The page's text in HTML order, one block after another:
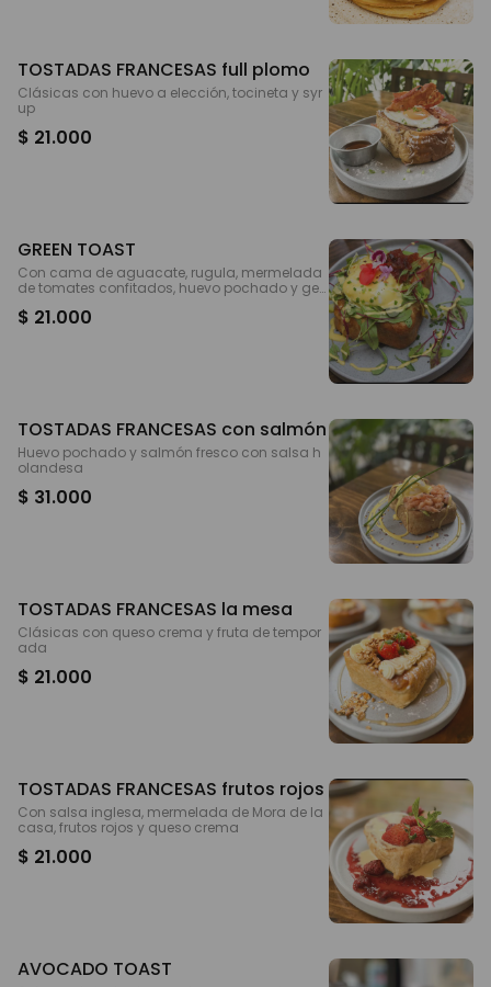
TOSTADAS FRANCESAS full plomo
Clásicas con huevo a elección, tocineta y syr
up
$ 21.000
GREEN TOAST
Con cama de aguacate, rugula, mermelada
de tomates confitados, huevo pochado y ger
$ 21.000
TOSTADAS FRANCESAS con salmón
Huevo pochado y salmón fresco con salsa h
olandesa
$ 31.000
TOSTADAS FRANCESAS la mesa
Clásicas con queso crema y fruta de tempor
ada
$ 21.000
TOSTADAS FRANCESAS frutos rojos
Con salsa inglesa, mermelada de Mora de la
casa, frutos rojos y queso crema
$ 21.000
AVOCADO TOAST